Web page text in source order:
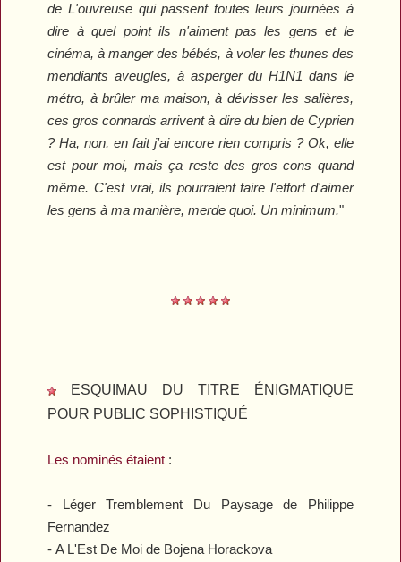
de L'ouvreuse qui passent toutes leurs journées à
dire à quel point ils n'aiment pas les gens et le
cinéma, à manger des bébés, à voler les thunes des
mendiants aveugles, à asperger du H1N1 dans le
métro, à brûler ma maison, à dévisser les salières,
ces gros connards arrivent à dire du bien de Cyprien
? Ha, non, en fait j'ai encore rien compris ? Ok, elle
est pour moi, mais ça reste des gros cons quand
même. C'est vrai, ils pourraient faire l'effort d'aimer
les gens à ma manière, merde quoi. Un minimum."
ESQUIMAU DU TITRE ÉNIGMATIQUE
POUR PUBLIC SOPHISTIQUÉ
Les nominés étaient :
- Léger Tremblement Du Paysagede Philippe
Fernandez
-A L'Est De Moi de Bojena Horackova